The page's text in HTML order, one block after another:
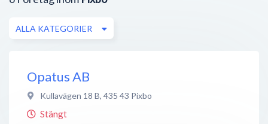
ALLA KATEGORIER
Opatus AB
Kullavägen 18 B, 435 43 Pixbo
Stängt